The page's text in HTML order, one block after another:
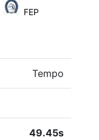
FEP
Tempo
49.45s